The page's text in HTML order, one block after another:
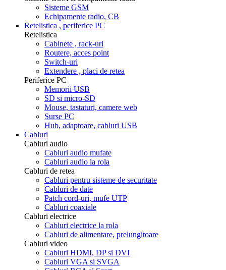
Sisteme GSM
Echipamente radio, CB
Retelistica , periferice PC
Retelistica
Cabinete , rack-uri
Routere, acces point
Switch-uri
Extendere , placi de retea
Periferice PC
Memorii USB
SD si micro-SD
Mouse, tastaturi, camere web
Surse PC
Hub, adaptoare, cabluri USB
Cabluri
Cabluri audio
Cabluri audio mufate
Cabluri audio la rola
Cabluri de retea
Cabluri pentru sisteme de securitate
Cabluri de date
Patch cord-uri, mufe UTP
Cabluri coaxiale
Cabluri electrice
Cabluri electrice la rola
Cabluri de alimentare, prelungitoare
Cabluri video
Cabluri HDMI, DP si DVI
Cabluri VGA si SVGA